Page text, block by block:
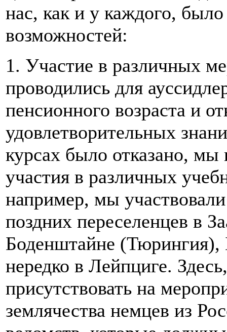
нас, как и у каждого,
возможностей:
1. Участие в различных
проводились для
пенсионного возраста и
удовлетворительных
курсах было отказано, мы
участия в различных
например, мы
поздних переселенцев в
Боденштайне (Тюрингия),
нередко в Лейпциге.
присутствовать на
землячества немцев из